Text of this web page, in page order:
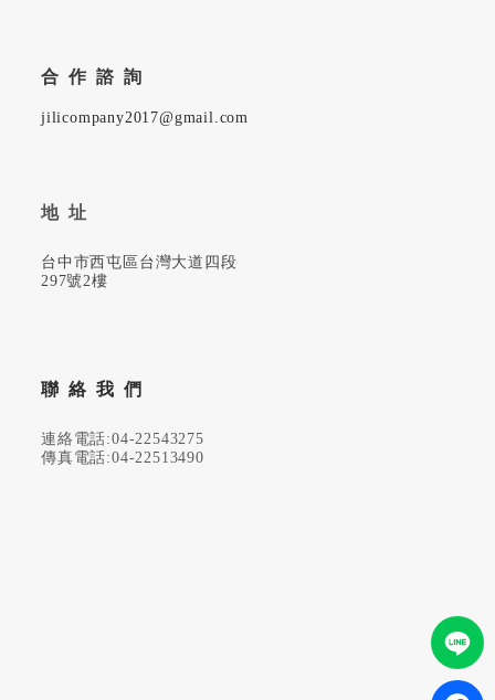
合作諮詢
jilicompany2017@gmail.com
地址
台中市西屯區台灣大道四段
297號2樓
聯絡我們
連絡電話:04-22543275
傳真電話:04-22513490